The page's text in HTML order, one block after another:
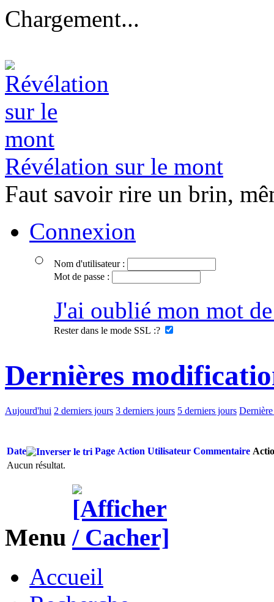
Chargement...
Révélation sur le mont
Faut savoir rire un brin,
Connexion
Nom d'utilisateur :
Mot de passe :
J'ai oublié mon mot de
Rester dans le mode SSL :?
Dernières
Aujourd'hui 2 derniers jours 3 derniers jours 5 derniers jours
Date Page Action Utilisateur Commentaire
Aucun résultat.
Menu
Accueil